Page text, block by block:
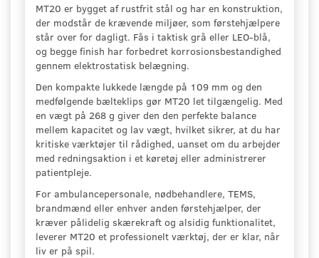
MT20 er bygget af rustfrit stål og har en konstruktion,
der modstår de krævende miljøer, som førstehjælpere
står over for dagligt. Fås i taktisk grå eller LEO-blå,
og begge finish har forbedret korrosionsbestandighed
gennem elektrostatisk belægning.
Den kompakte lukkede længde på 109 mm og den
medfølgende bælteklips gør MT20 let tilgængelig. Med
en vægt på 268 g giver den den perfekte balance
mellem kapacitet og lav vægt, hvilket sikrer, at du har
kritiske værktøjer til rådighed, uanset om du arbejder
med redningsaktion i et køretøj eller administrerer
patientpleje.
For ambulancepersonale, nødbehandlere, TEMS,
brandmænd eller enhver anden førstehjælper, der
kræver pålidelig skærekraft og alsidig funktionalitet,
leverer MT20 et professionelt værktøj, der er klar, når
liv er på spil.